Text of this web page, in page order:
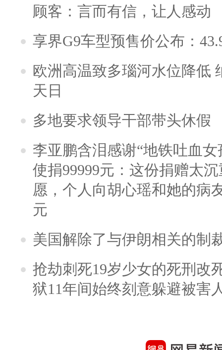
顾客：言而有信，让人感动
享界G9车型预售价公布：
欧洲高温致多瑙河水位降低
天日
多地要求领导干部带头休假
李亚鹏含泪感谢“地铁吐血
使捐99999元：这份捐赠太
愿，个人向胡心瑶和她的病
元
美国解除了与伊朗相关的制
抢劫刺死19岁少女的死刑改
狱11年间始终刻意躲避被害